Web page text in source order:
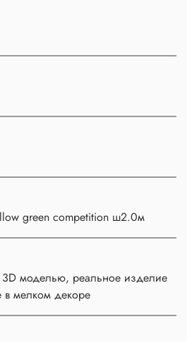
green competition ш2.0м
3D моделью, реальное изделие
в мелком декоре